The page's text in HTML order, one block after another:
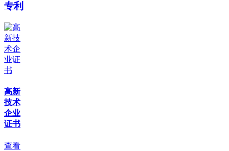
专利
高新
技术
企业
证书
查看